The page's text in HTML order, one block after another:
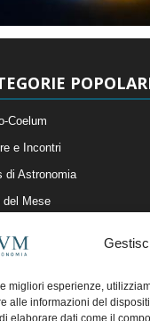
migliori esperienze,
alle informazioni del
elaborare dati come il
Coelum
e Incontri
di Astronomia
del Mese
e Risorse On-Line
della Redazione